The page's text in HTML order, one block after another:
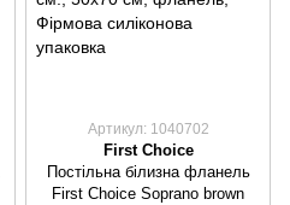
Артикул: 1040702
First Choice
Постільна білизна фланель
First Choice Soprano brown